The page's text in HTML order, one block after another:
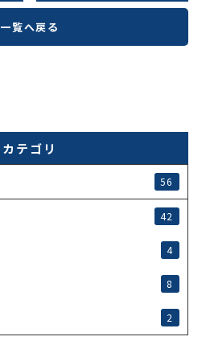
一覧へ戻る
カテゴリ
56
42
4
8
2